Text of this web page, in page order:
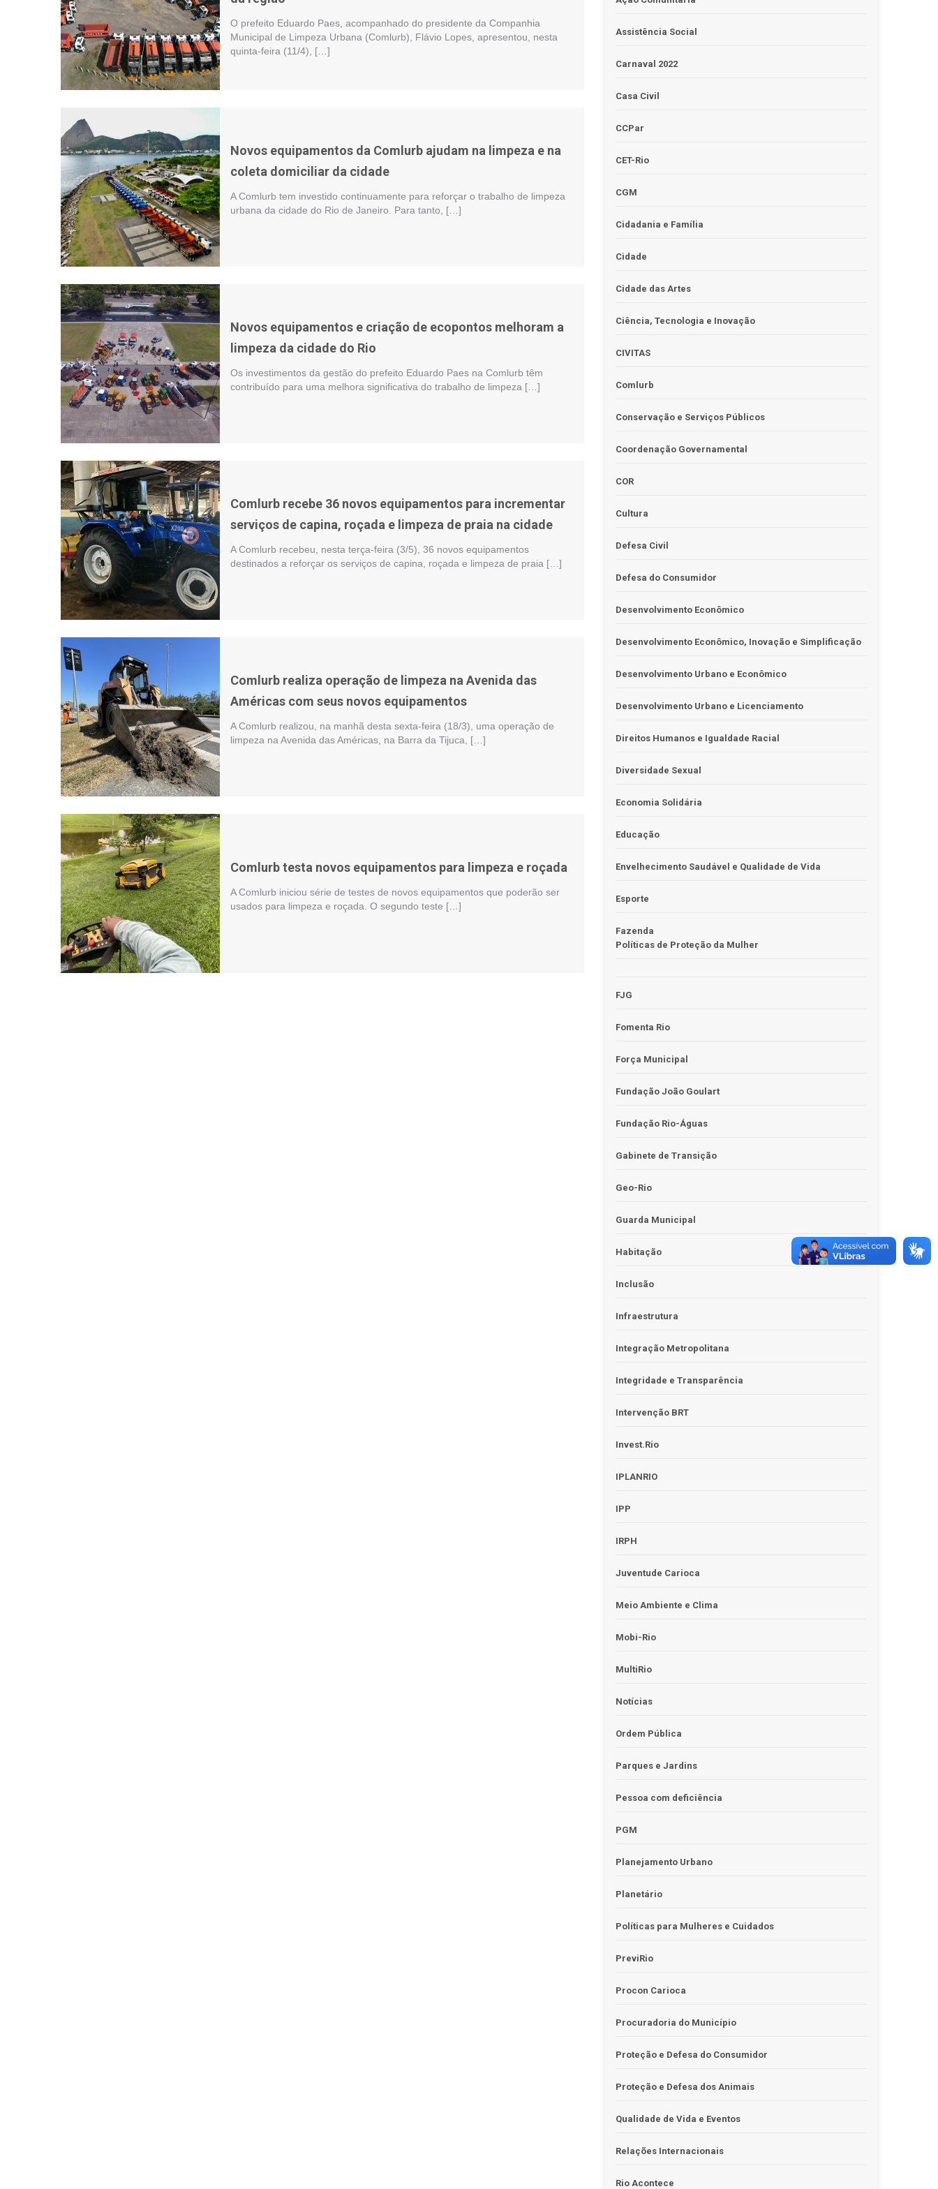
O prefeito Eduardo Paes, acompanhado do presidente da Companhia
Municipal de Limpeza Urbana (Comlurb), Flávio Lopes, apresentou, nesta
quinta-feira (11/4), […]
Novos equipamentos da Comlurb ajudam na limpeza e na
coleta domiciliar da cidade
A Comlurb tem investido continuamente para reforçar o trabalho de limpeza
urbana da cidade do Rio de Janeiro. Para tanto, […]
Novos equipamentos e criação de ecopontos melhoram a
limpeza da cidade do Rio
Os investimentos da gestão do prefeito Eduardo Paes na Comlurb têm
contribuído para uma melhora significativa do trabalho de limpeza […]
Comlurb recebe 36 novos equipamentos para incrementar
serviços de capina, roçada e limpeza de praia na cidade
A Comlurb recebeu, nesta terça-feira (3/5), 36 novos equipamentos
destinados a reforçar os serviços de capina, roçada e limpeza de praia […]
Comlurb realiza operação de limpeza na Avenida das
Américas com seus novos equipamentos
A Comlurb realizou, na manhã desta sexta-feira (18/3), uma operação de
limpeza na Avenida das Américas, na Barra da Tijuca, […]
Comlurb testa novos equipamentos para limpeza e roçada
A Comlurb iniciou série de testes de novos equipamentos que poderão ser
usados para limpeza e roçada. O segundo teste […]
Assistência Social
Carnaval 2022
Casa Civil
CCPar
CET-Rio
CGM
Cidadania e Família
Cidade
Cidade das Artes
Ciência, Tecnologia e Inovação
CIVITAS
Comlurb
Conservação e Serviços Públicos
Coordenação Governamental
COR
Cultura
Defesa Civil
Defesa do Consumidor
Desenvolvimento Econômico
Desenvolvimento Econômico, Inovação e Simplificação
Desenvolvimento Urbano e Econômico
Desenvolvimento Urbano e Licenciamento
Direitos Humanos e Igualdade Racial
Diversidade Sexual
Economia Solidária
Educação
Envelhecimento Saudável e Qualidade de Vida
Esporte
Fazenda
Políticas de Proteção da Mulher
FJG
Fomenta Rio
Força Municipal
Fundação João Goulart
Fundação Rio-Águas
Gabinete de Transição
Geo-Rio
Guarda Municipal
Habitação
Inclusão
Infraestrutura
Integração Metropolitana
Integridade e Transparência
Intervenção BRT
Invest.Rio
IPLANRIO
IPP
IRPH
Juventude Carioca
Meio Ambiente e Clima
Mobi-Rio
MultiRio
Notícias
Ordem Pública
Parques e Jardins
Pessoa com deficiência
PGM
Planejamento Urbano
Planetário
Políticas para Mulheres e Cuidados
PreviRio
Procon Carioca
Procuradoria do Município
Proteção e Defesa do Consumidor
Proteção e Defesa dos Animais
Qualidade de Vida e Eventos
Relações Internacionais
Rio Acontece